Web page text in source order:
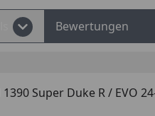
Bewertungen
Super Duke R / EVO